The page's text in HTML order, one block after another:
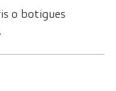
o botigues